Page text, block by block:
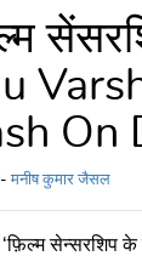
On
मनीष कुमार जैसल
सेन्सरशिप के